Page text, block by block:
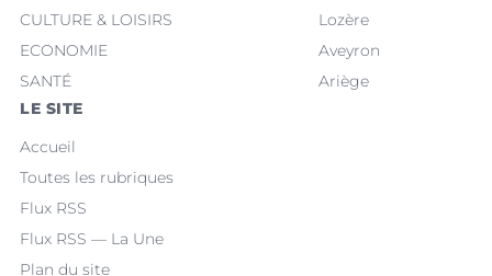
CULTURE & LOISIRS
ECONOMIE
SANTÉ
Lozère
Aveyron
Ariège
LE SITE
Accueil
Toutes les rubriques
Flux RSS
Flux RSS — La Une
Plan du site